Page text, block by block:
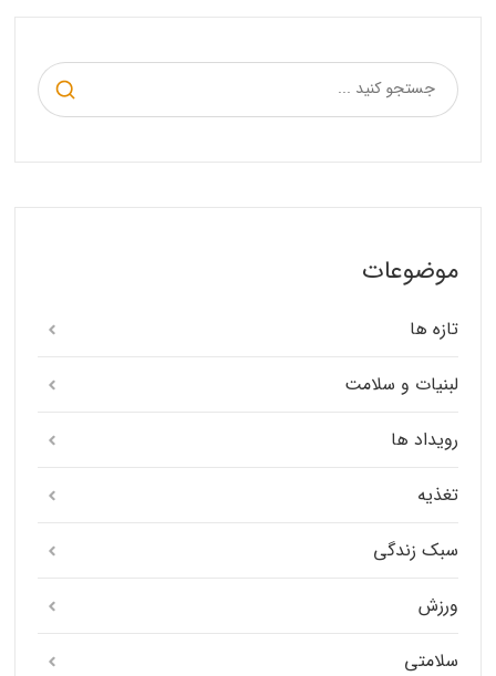
موضوعات
تازه ها
لبنیات و سلامت
رویداد ها
تغذیه
سبک زندگی
ورزش
سلامتی